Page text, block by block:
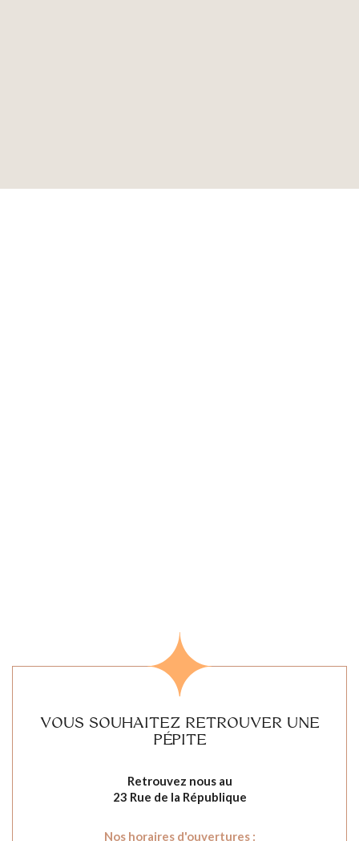
VOUS SOUHAITEZ RETROUVER UNE
PÉPITE
Retrouvez nous au
23 Rue de la République
Nos horaires d'ouvertures :